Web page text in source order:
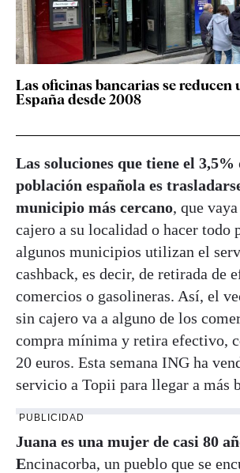
Las oficinas bancarias se reducen
España desde 2008
Las soluciones que tiene el 3,5%
población española es
municipio más cercano, que
cajero a su localidad o hacer todo
algunos municipios utilizan el
cashback, es decir, de retirada de
comercios o gasolineras. Así, el
sin cajero va a alguno de los
compra mínima y retira efectivo,
20 euros. Esta semana ING ha
servicio a Topii para llegar a más
PUBLICIDAD
Juana es una mujer de casi 80
Encinacorba, un pueblo que se